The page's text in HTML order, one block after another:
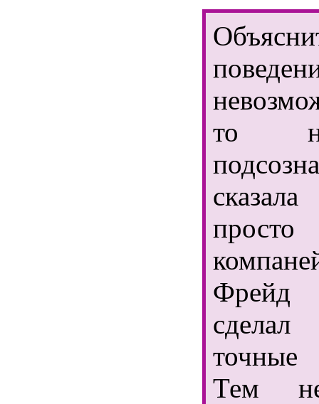
то
Фрейд
точные
Тем